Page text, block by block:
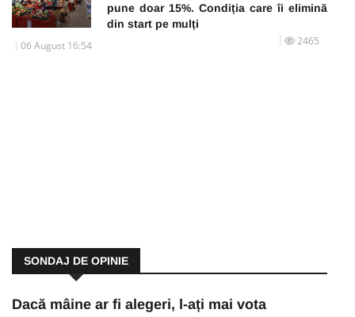
pune doar 15%. Condiția care îi elimină
din start pe mulți
06 August 16:54 2465
SONDAJ DE OPINIE
Dacă mâine ar fi alegeri, l-ați mai vota